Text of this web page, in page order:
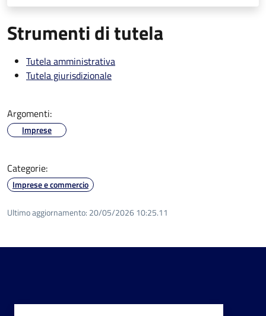
Strumenti di tutela
Tutela amministrativa
Tutela giurisdizionale
Argomenti:
Imprese
Categorie:
Imprese e commercio
Ultimo aggiornamento: 20/05/2026 10:25.11